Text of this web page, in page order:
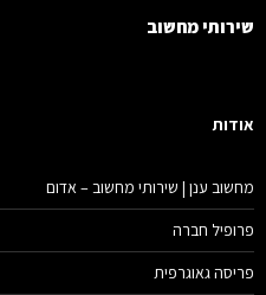
מחשוב
ענן | שירותי מחשוב – אדום
חברה
גאוגרפית